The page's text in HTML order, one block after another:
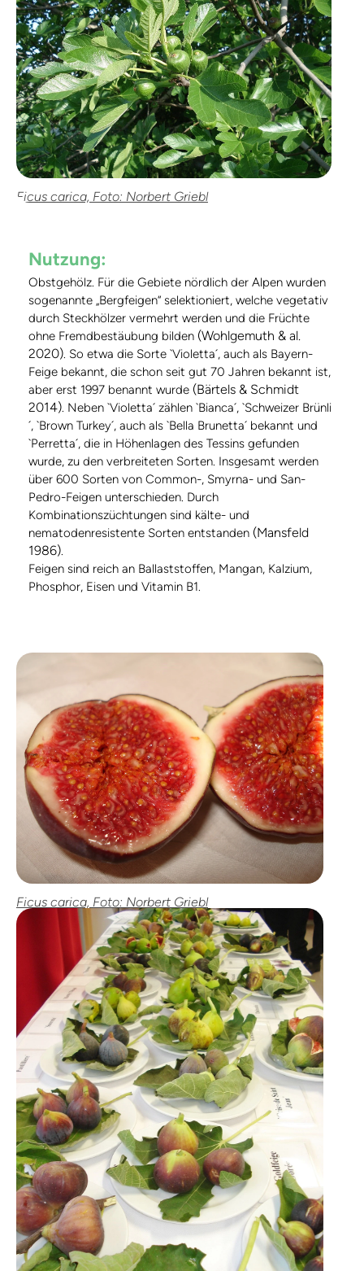
Ficus carica, Foto: Norbert Griebl
Nutzung:
Obstgehölz. Für die Gebiete nördlich der Alpen wurden
sogenannte „Bergfeigen“ selektioniert, welche vegetativ
durch Steckhölzer vermehrt werden und die Früchte
ohne Fremdbestäubung bilden (Wohlgemuth & al.
2020). So etwa die Sorte `Violetta´, auch als Bayern-
Feige bekannt, die schon seit gut 70 Jahren bekannt ist,
aber erst 1997 benannt wurde (Bärtels & Schmidt
2014). Neben `Violetta´ zählen `Bianca´, `Schweizer Brünli
´, `Brown Turkey´, auch als `Bella Brunetta´ bekannt und
`Perretta´, die in Höhenlagen des Tessins gefunden
wurde, zu den verbreiteten Sorten. Insgesamt werden
über 600 Sorten von Common-, Smyrna- und San-
Pedro-Feigen unterschieden. Durch
Kombinationszüchtungen sind kälte- und
nematodenresistente Sorten entstanden (Mansfeld
1986).
Feigen sind reich an Ballaststoffen, Mangan, Kalzium,
Phosphor, Eisen und Vitamin B1.
Ficus carica, Foto: Norbert Griebl